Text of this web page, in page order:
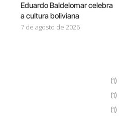
Eduardo Baldelomar celebra
a cultura boliviana
7 de agosto de 2026
(1)
(1)
(1)